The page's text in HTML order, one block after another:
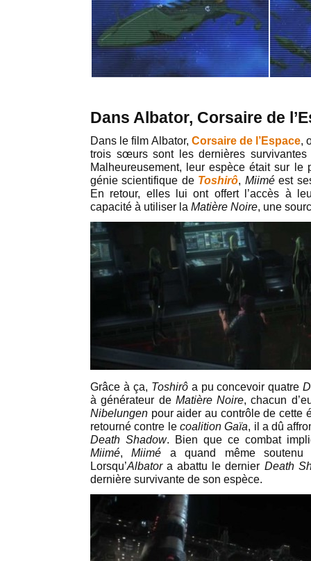
Dans Albator, Corsaire de
Dans le film Albator, Corsaire de l’Espace,
trois sœurs sont les dernières
Malheureusement, leur espèce était sur le
génie scientifique de Toshirô, Miiméest
En retour, elles lui ont offert l’accès à
capacité à utiliser la Matière Noire, une
Grâce à ça, Toshirôa pu concevoir quatre
à générateur de Matière Noire, chacun
Nibelungen pour aider au contrôle de cette
retourné contre lecoalition Gaïa, il a dû
Death Shadow. Bien que ce combat
Miimé,Miimé a quand même
Lorsqu’Albatora abattu le dernier Death
dernière survivante de son espèce.